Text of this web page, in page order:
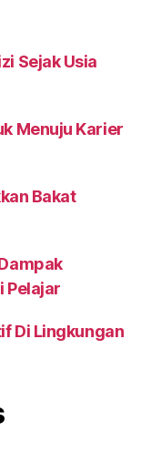
Sejak Usia
Menuju Karier
Bakat
Pelajar
Di Lingkungan